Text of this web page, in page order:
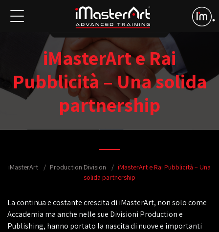
iMasterArt e Rai
Pubblicità – Una solida
partnership
iMasterArt Production Division
iMasterArt e Rai Pubblicità – Una
solida partnership
La continua e costante crescita di iMasterArt, non solo come
Accademia ma anche nelle sue Divisioni Production e
Publishing, hanno portato la nascita di nuove e importanti